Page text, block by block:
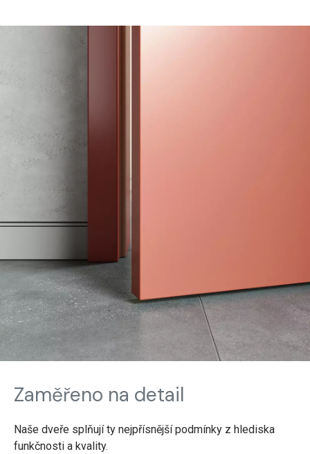
Zaměřeno na detail
Naše dveře splňují ty nejpřísnější podmínky z hlediska
funkčnosti a kvality.